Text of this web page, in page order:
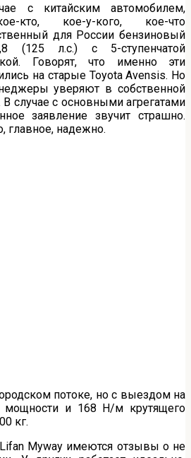
с китайским автомобилем,
кто, кое-у-кого, кое-что
для России бензиновый
(125 л.с.) с 5-ступенчатой
Говорят, что именно эти
на старые Toyota Avensis. Но
уверяют в собственной
В случае с основными агрегатами
заявление звучит страшно.
главное, надежно.
потоке, но с выездом на
мощности и 168 Н/м крутящего
кг.
Myway имеются отзывы о не